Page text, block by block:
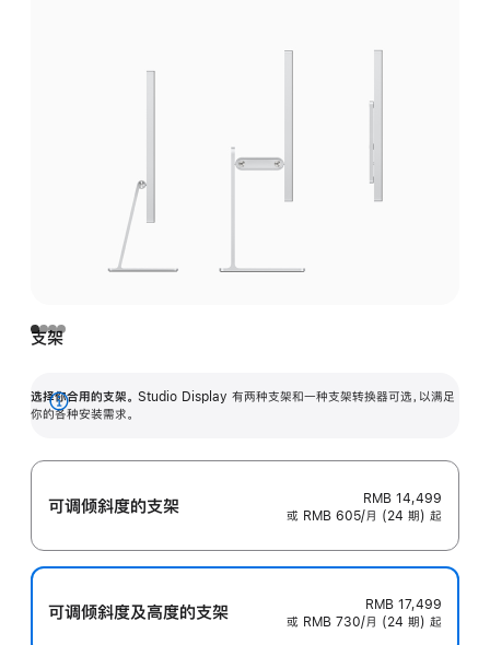
支架
选择你合用的支架。 Studio Display 有两种支架和一种支架转换器可选，以满足
你的各种安装需求。
展
可调倾斜度的支架
RMB 14,499
或 RMB 605/月 (24 期) 起
可调倾斜度及高‍度的支‍架
RMB 17,499
或 RMB 730/月 (24 期) 起